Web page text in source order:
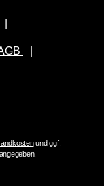
und ggf.